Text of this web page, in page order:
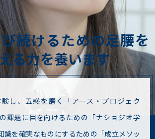
続けるための⾜腰を
る⼒を養います
し、五感を磨く「アース・プロジェク
課題に目を向けるための「ナショジオ学
識を確実なものにするための「成立メソッ